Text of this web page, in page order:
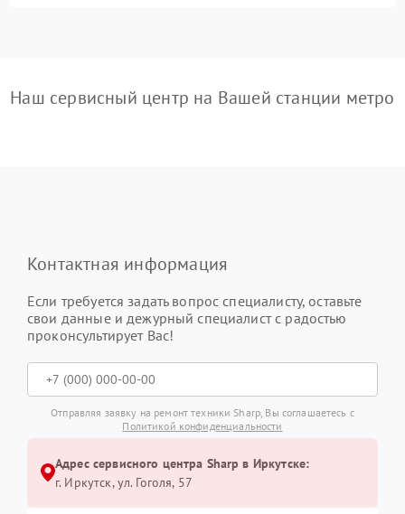
Наш сервисный центр на Вашей станции метро
Контактная информация
Если требуется задать вопрос специалисту, оставьте
свои данные и дежурный специалист с радостью
проконсультирует Вас!
Отправляя заявку на ремонт техники Sharp, Вы соглашаетесь с
Политикой конфиденциальности
Адрес сервисного центра Sharp в Иркутске:
г. Иркутск, ул. ​Гоголя, 57